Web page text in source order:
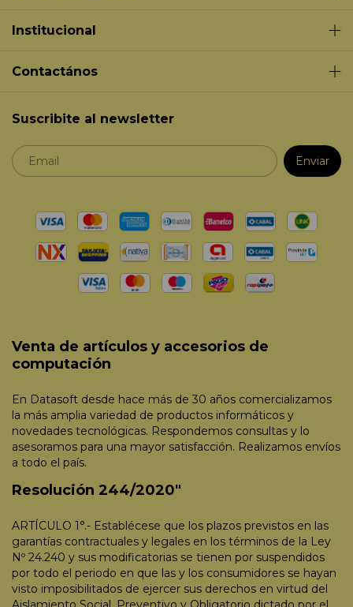
Institucional
Contactános
Suscribite al newsletter
Venta de artículos y accesorios de
computación
En Datasoft desde hace más de 30 años comercializamos
la más amplia variedad de productos informáticos y
novedades tecnológicas. Respondemos consultas y lo
asesoramos para una mayor satisfacción. Realizamos envíos
a todo el país.
Resolución 244/2020"
ARTÍCULO 1°.- Establécese que los plazos previstos en las
garantías contractuales y legales en los términos de la Ley
Nº 24.240 y sus modificatorias se tienen por suspendidos
por todo el periodo en que las y los consumidores se hayan
visto imposibilitados de ejercer sus derechos en virtud del